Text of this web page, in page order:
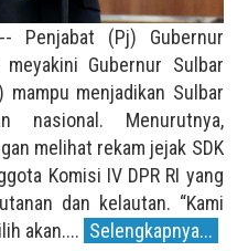
Penjabat (Pj) Gubernur
Gubernur Sulbar
mampu menjadikan Sulbar
nasional. Menurutnya,
melihat rekam jejak SDK
Komisi IV DPR RI yang
dan kelautan. “Kami
akan.... Selengkapnya...